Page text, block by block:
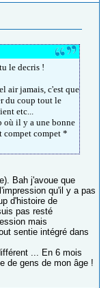
le decris !
air jamais, c'est que
du coup tout le
etc...
où il y a une bonne
compet compet *
Bah j'avoue que
qu'il y a pas
d'histoire de
pas resté
mais
sentie intégré dans
... En 6 mois
de gens de mon âge !